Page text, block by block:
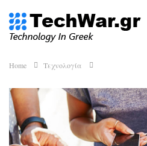
Home Τεχνολογία